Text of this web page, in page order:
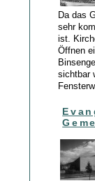
Da das
sehr
ist.
Öffnen
sichtbar